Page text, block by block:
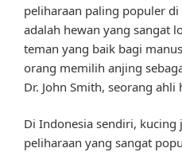
peliharaan paling populer di
adalah hewan yang sangat
teman yang baik bagi
orang memilih anjing
Dr. John Smith, seorang ahli
Di Indonesia sendiri, kucing
peliharaan yang sangat